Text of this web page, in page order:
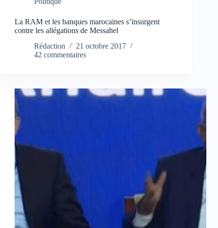
La RAM et les banques marocaines s’insurgent
contre les allégations de Messahel
Rédaction
21 octobre 2017
42 commentaires